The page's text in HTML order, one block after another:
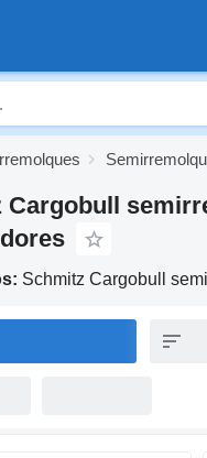
Cargobull
Schmitz Cargobull